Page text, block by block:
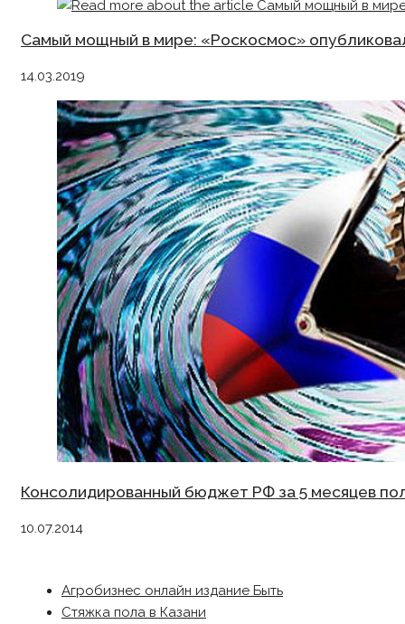
Самый мощный в мире: «Роскосмос»
14.03.2019
Консолидированный бюджет РФ за 5 месяцев
10.07.2014
Агробизнес онлайн издание Быть
Стяжка пола в Казани